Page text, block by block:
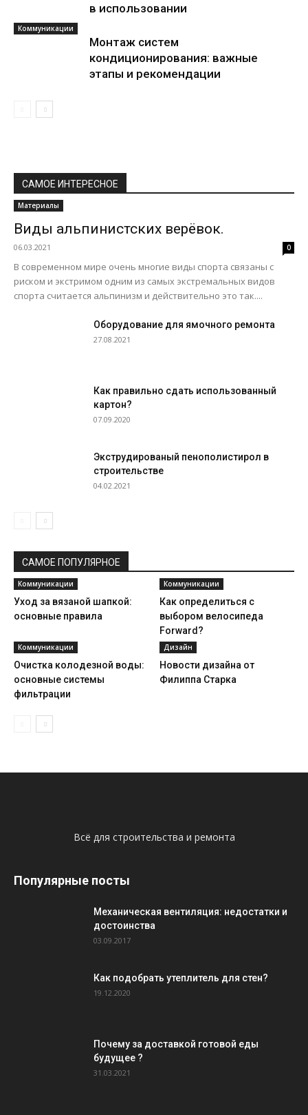
в использовании
Коммуникации
Монтаж систем
кондиционирования: важные
этапы и рекомендации
САМОЕ ИНТЕРЕСНОЕ
Материалы
Виды альпинистских верёвок.
06.03.2021 0
В современном мире очень многие виды спорта связаны с
риском и экстримом одним из самых экстремальных видов
спорта считается альпинизм и действительно это так....
Оборудование для ямочного ремонта
27.08.2021
Как правильно сдать использованный
картон?
07.09.2020
Экструдированый пенополистирол в
строительстве
04.02.2021
САМОЕ ПОПУЛЯРНОЕ
Коммуникации
Уход за вязаной шапкой:
основные правила
Коммуникации
Как определиться с
выбором велосипеда
Forward?
Коммуникации
Очистка колодезной воды:
основные системы
фильтрации
Дизайн
Новости дизайна от
Филиппа Старка
Всё для строительства и ремонта
Популярные посты
Механическая вентиляция: недостатки и
достоинства
03.09.2017
Как подобрать утеплитель для стен?
19.12.2020
Почему за доставкой готовой еды
будущее ?
31.03.2021